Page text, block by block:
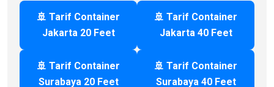
🚢 Tarif Container
Jakarta 20 Feet
🚢 Tarif Container
Jakarta 40 Feet
🚢 Tarif Container
Surabaya 20 Feet
🚢 Tarif Container
Surabaya 40 Feet